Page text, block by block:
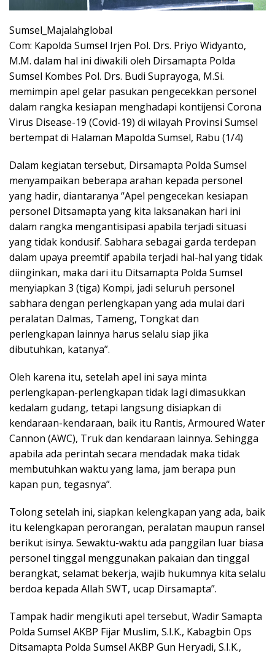
Sumsel_Majalahglobal
Com: Kapolda Sumsel Irjen Pol. Drs. Priyo Widyanto,
M.M. dalam hal ini diwakili oleh Dirsamapta Polda
Sumsel Kombes Pol. Drs. Budi Suprayoga, M.Si.
memimpin apel gelar pasukan pengecekkan personel
dalam rangka kesiapan menghadapi kontijensi Corona
Virus Disease-19 (Covid-19) di wilayah Provinsi Sumsel
bertempat di Halaman Mapolda Sumsel, Rabu (1/4)
Dalam kegiatan tersebut, Dirsamapta Polda Sumsel
menyampaikan beberapa arahan kepada personel
yang hadir, diantaranya “Apel pengecekan kesiapan
personel Ditsamapta yang kita laksanakan hari ini
dalam rangka mengantisipasi apabila terjadi situasi
yang tidak kondusif. Sabhara sebagai garda terdepan
dalam upaya preemtif apabila terjadi hal-hal yang tidak
diinginkan, maka dari itu Ditsamapta Polda Sumsel
menyiapkan 3 (tiga) Kompi, jadi seluruh personel
sabhara dengan perlengkapan yang ada mulai dari
peralatan Dalmas, Tameng, Tongkat dan
perlengkapan lainnya harus selalu siap jika
dibutuhkan, katanya”.
Oleh karena itu, setelah apel ini saya minta
perlengkapan-perlengkapan tidak lagi dimasukkan
kedalam gudang, tetapi langsung disiapkan di
kendaraan-kendaraan, baik itu Rantis, Armoured Water
Cannon (AWC), Truk dan kendaraan lainnya. Sehingga
apabila ada perintah secara mendadak maka tidak
membutuhkan waktu yang lama, jam berapa pun
kapan pun, tegasnya”.
Tolong setelah ini, siapkan kelengkapan yang ada, baik
itu kelengkapan perorangan, peralatan maupun ransel
berikut isinya. Sewaktu-waktu ada panggilan luar biasa
personel tinggal menggunakan pakaian dan tinggal
berangkat, selamat bekerja, wajib hukumnya kita selalu
berdoa kepada Allah SWT, ucap Dirsamapta”.
Tampak hadir mengikuti apel tersebut, Wadir Samapta
Polda Sumsel AKBP Fijar Muslim, S.I.K., Kabagbin Ops
Ditsamapta Polda Sumsel AKBP Gun Heryadi, S.I.K.,